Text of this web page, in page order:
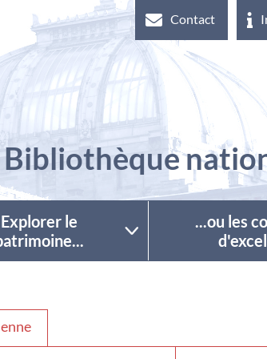
Contact
Bibliothèque
Explorer le
...ou les